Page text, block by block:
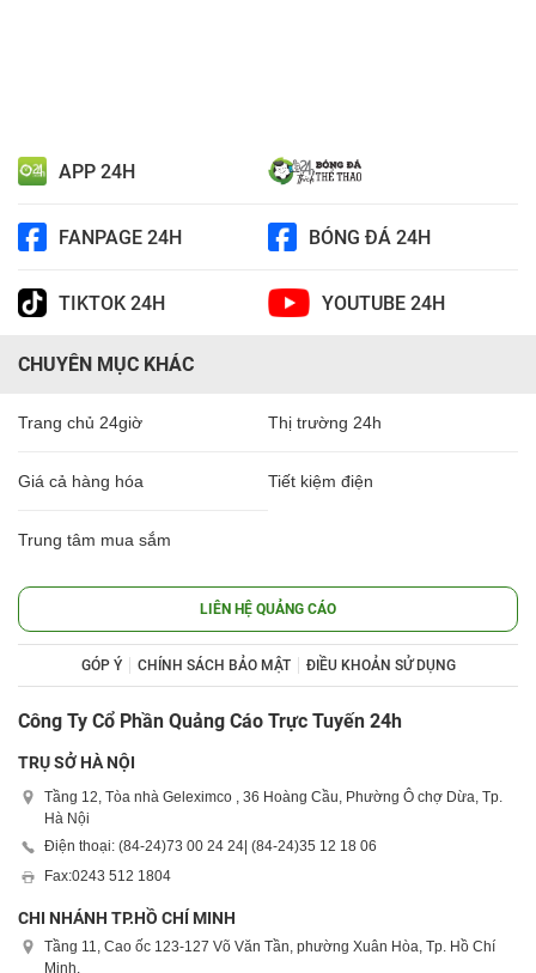
APP 24H
FANPAGE 24H BÓNG ĐÁ 24H
TIKTOK 24H YOUTUBE 24H
CHUYÊN MỤC KHÁC
Trang chủ 24giờ Thị trường 24h
Giá cả hàng hóa Tiết kiệm điện
Trung tâm mua sắm
LIÊN HỆ QUẢNG CÁO
GÓP Ý CHÍNH SÁCH BẢO MẬT ĐIỀU KHOẢN SỬ DỤNG
Công Ty Cổ Phần Quảng Cáo Trực Tuyến 24h
TRỤ SỞ HÀ NỘI
Tầng 12, Tòa nhà Geleximco , 36 Hoàng Cầu, Phường Ô chợ Dừa, Tp.
Hà Nội
Điện thoại: (84-24)73 00 24 24 | (84-24)35 12 18 06
Fax:0243 512 1804
CHI NHÁNH TP.HỒ CHÍ MINH
Tầng 11, Cao ốc 123-127 Võ Văn Tần, phường Xuân Hòa, Tp. Hồ Chí
Minh.